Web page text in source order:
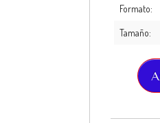
Formato:
Tamaño: